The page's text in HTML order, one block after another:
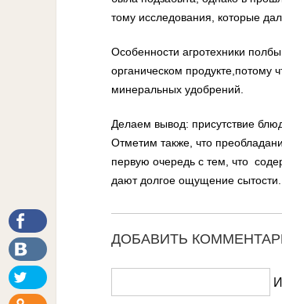
тому исследования, которые
Особенности агротехники полбы
органическом продукте, потому
минеральных удобрений.
Делаем вывод: присутствие
Отметим также, что
первую очередь с тем, что
дают долгое ощущение сытости.
ДОБАВИТЬ